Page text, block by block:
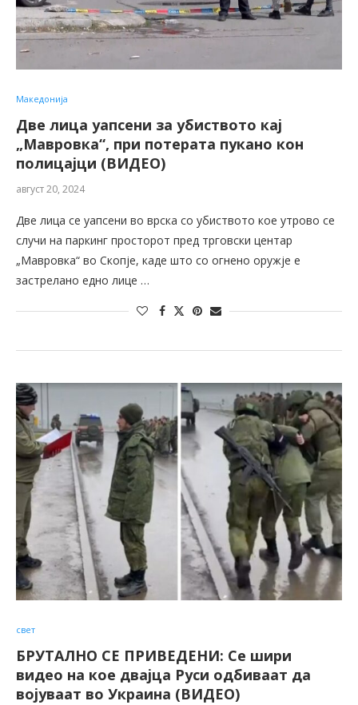
Македонија
Две лица уапсени за убиството кај
„Мавровка“, при потерата пукано кон
полицајци (ВИДЕО)
август 20, 2024
Две лица се уапсени во врска со убиството кое утрово се
случи на паркинг просторот пред трговски центар
„Мавровка“ во Скопје, каде што со огнено оружје е
застрелано едно лице …
свет
БРУТАЛНО СЕ ПРИВЕДЕНИ: Се шири
видео на кое двајца Руси одбиваат да
војуваат во Украина (ВИДЕО)